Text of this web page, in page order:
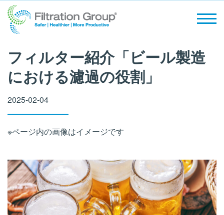
Healthier and More Productive
フィルター紹介「ビール製造
における濾過の役割」
2025-02-04
※ページ内の画像はイメージです
エアーフィルター
ガス吸着
脱臭装置
一般産業
マイクロエレクトロニクス
工作機械
産業用油圧システム
風力発電
ヘルスケア
ライフサイエンスと製薬
ISO
NEWS